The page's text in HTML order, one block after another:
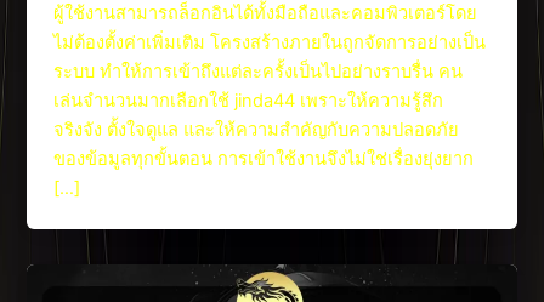
ผู้ใช้งานสามารถล็อกอินได้ทั้งมือถือและคอมพิวเตอร์โดย
ไม่ต้องตั้งค่าเพิ่มเติม โครงสร้างภายในถูกจัดการอย่างเป็น
ระบบ ทำให้การเข้าถึงแต่ละครั้งเป็นไปอย่างราบรื่น คน
เล่นจำนวนมากเลือกใช้ jinda44 เพราะให้ความรู้สึก
จริงจัง ตั้งใจดูแล และให้ความสำคัญกับความปลอดภัย
ของข้อมูลทุกขั้นตอน การเข้าใช้งานจึงไม่ใช่เรื่องยุ่งยาก
[…]